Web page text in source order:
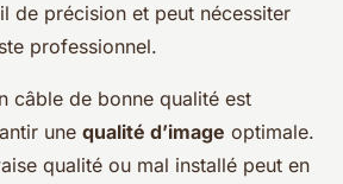
de précision et peut nécessiter
professionnel.
câble de bonne qualité est
une qualité d’image optimale.
qualité ou mal installé peut en